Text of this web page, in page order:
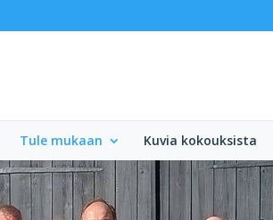
Tule mukaan Kuvia kokouksista